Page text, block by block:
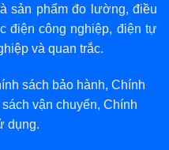
sản phẩm đo lường, điều
điện công nghiệp, điện tự
và quan trắc.
sách bảo hành, Chính
vận chuyển, Chính
dụng.